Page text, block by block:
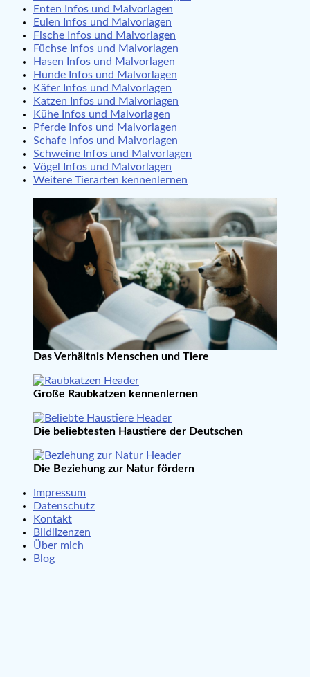
Enten Infos und Malvorlagen
Eulen Infos und Malvorlagen
Fische Infos und Malvorlagen
Füchse Infos und Malvorlagen
Hasen Infos und Malvorlagen
Hunde Infos und Malvorlagen
Käfer Infos und Malvorlagen
Katzen Infos und Malvorlagen
Kühe Infos und Malvorlagen
Pferde Infos und Malvorlagen
Schafe Infos und Malvorlagen
Schweine Infos und Malvorlagen
Vögel Infos und Malvorlagen
Weitere Tierarten kennenlernen
Das Verhältnis Menschen und Tiere
Große Raubkatzen kennenlernen
Die beliebtesten Haustiere der Deutschen
Die Beziehung zur Natur fördern
Impressum
Datenschutz
Kontakt
Bildlizenzen
Über mich
Blog